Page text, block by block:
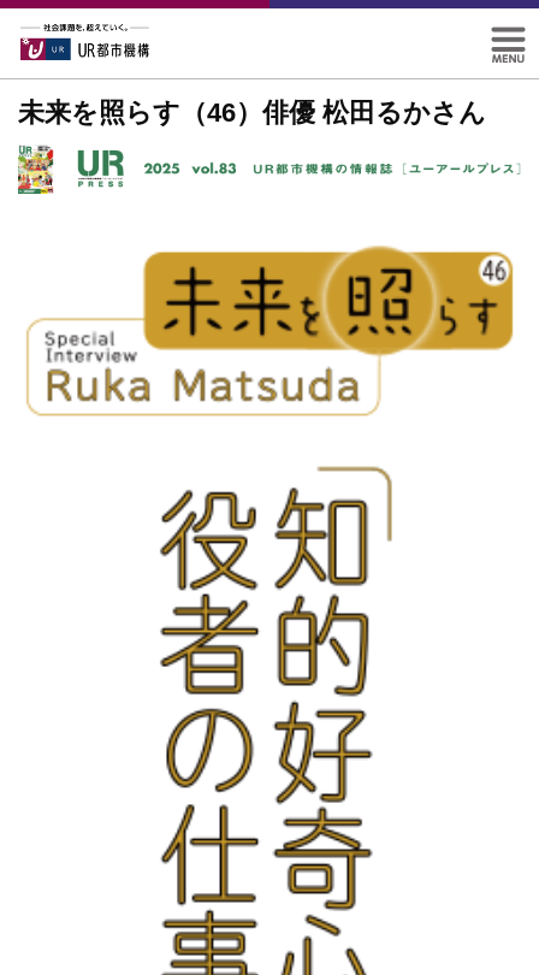
未来を照らす（46）俳優 松田るかさん